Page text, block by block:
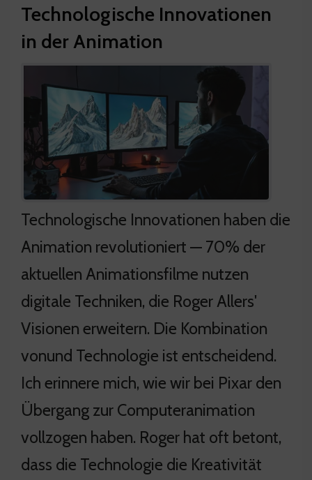
Technologische Innovationen
in der Animation
Technologische Innovationen haben die
Animation revolutioniert — 70% der
aktuellen Animationsfilme nutzen
digitale Techniken, die Roger Allers'
Visionen erweitern. Die Kombination
vonund Technologie ist entscheidend.
Ich erinnere mich, wie wir bei Pixar den
Übergang zur Computeranimation
vollzogen haben. Roger hat oft betont,
dass die Technologie die Kreativität